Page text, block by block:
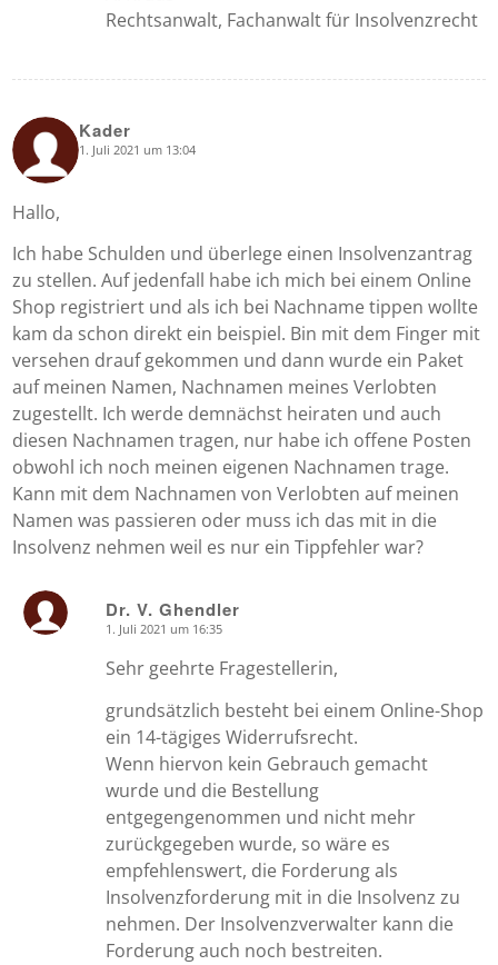
Rechtsanwalt, Fachanwalt für Insolvenzrecht
Kader
says: 1. Juli 2021 um 13:04
Hallo,
Ich habe Schulden und überlege einen Insolvenzantrag
zu stellen. Auf jedenfall habe ich mich bei einem Online
Shop registriert und als ich bei Nachname tippen wollte
kam da schon direkt ein beispiel. Bin mit dem Finger mit
versehen drauf gekommen und dann wurde ein Paket
auf meinen Namen, Nachnamen meines Verlobten
zugestellt. Ich werde demnächst heiraten und auch
diesen Nachnamen tragen, nur habe ich offene Posten
obwohl ich noch meinen eigenen Nachnamen trage.
Kann mit dem Nachnamen von Verlobten auf meinen
Namen was passieren oder muss ich das mit in die
Insolvenz nehmen weil es nur ein Tippfehler war?
Dr. V. Ghendler
1. Juli 2021 um 16:35
Sehr geehrte Fragestellerin,
grundsätzlich besteht bei einem Online-Shop
ein 14-tägiges Widerrufsrecht.
Wenn hiervon kein Gebrauch gemacht
wurde und die Bestellung
entgegengenommen und nicht mehr
zurückgegeben wurde, so wäre es
empfehlenswert, die Forderung als
Insolvenzforderung mit in die Insolvenz zu
nehmen. Der Insolvenzverwalter kann die
Forderung auch noch bestreiten.